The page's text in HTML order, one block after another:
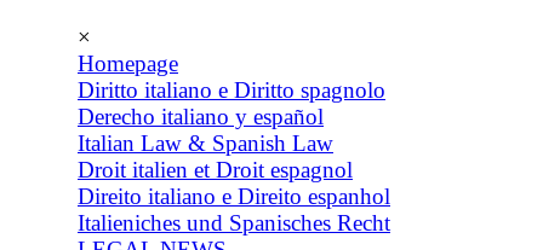
×
Homepage
Diritto italiano e Diritto spagnolo
Derecho italiano y español
Italian Law & Spanish Law
Droit italien et Droit espagnol
Direito italiano e Direito espanhol
Italieniches und Spanisches Recht